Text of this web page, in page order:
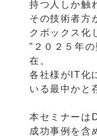
持つ人しか触
その技術者方
クボックス化
”２０２５年
在。
各社様がIT化
いる最中かと
本セミナーは
成功事例を含